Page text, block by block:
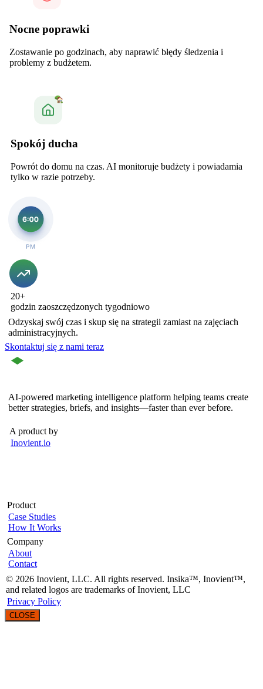
Nocne poprawki
Zostawanie po godzinach, aby naprawić błędy śledzenia i
problemy z budżetem.
Spokój ducha
Powrót do domu na czas. AI monitoruje budżety i powiadamia
tylko w razie potrzeby.
20+
godzin zaoszczędzonych tygodniowo
Odzyskaj swój czas i skup się na strategii zamiast na zajęciach
administracyjnych.
Skontaktuj się z nami teraz
AI-powered marketing intelligence platform helping teams create
better strategies, briefs, and insights—faster than ever before.
A product by
Inovient.io
Product
Case Studies
How It Works
Company
About
Contact
© 2026 Inovient, LLC. All rights reserved. Insika™, Inovient™,
and related logos are trademarks of Inovient, LLC
Privacy Policy
CLOSE